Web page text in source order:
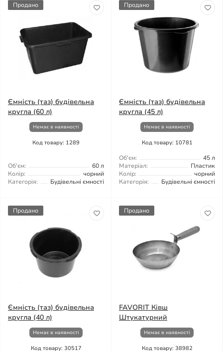
Продано
Ємність (таз) будівельна
кругла (60 л)
Немає в наявності
Код товару: 1289
Об'єм:
60 л
Колір:
чорний
Категорія:
Будівельні ємності
Продано
Ємність (таз) будівельна
кругла (45 л)
Немає в наявності
Код товару: 10781
Об'єм:
45 л
Матеріал:
Пластик
Колір:
чорний
Категорія:
Будівельні ємності
Продано
Ємність (таз) будівельна
кругла (40 л)
Немає в наявності
Код товару: 30517
Продано
FAVORIT Ківш
Штукатурний
Немає в наявності
Код товару: 38982